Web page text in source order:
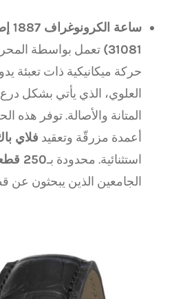
31081) تعمل بواسطة
حركة ميكانيكية ذات تعبئة
العلوي، الذي يأتي بشكل
المتانة والأصالة. توفر هذه
أعمدة مزرقّة وتعقيد فلاي
استثنائية. محدودة بـ250 قطعة فقط
الجامعين الذين يبحثون